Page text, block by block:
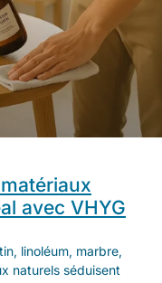
avec VHYG
linoléum, marbre,
naturels séduisent